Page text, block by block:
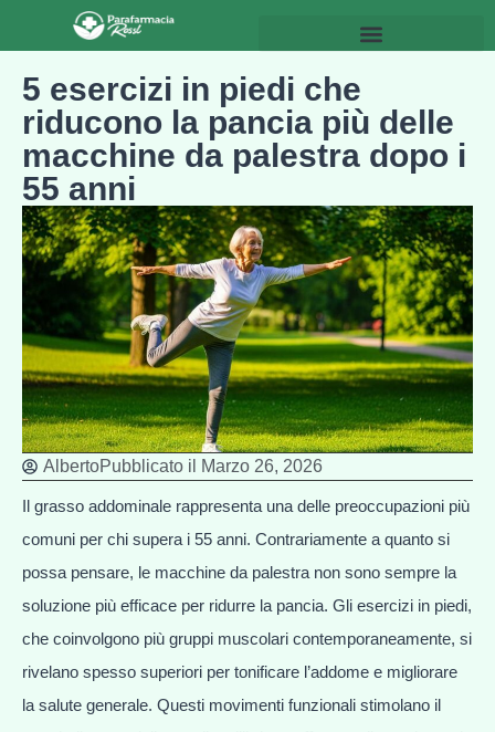
5 esercizi in piedi che
riducono la pancia più delle
macchine da palestra dopo i
55 anni
AlbertoPubblicato il Marzo 26, 2026
Il grasso addominale rappresenta una delle preoccupazioni più
comuni per chi supera i 55 anni. Contrariamente a quanto si
possa pensare, le macchine da palestra non sono sempre la
soluzione più efficace per ridurre la pancia. Gli esercizi in piedi,
che coinvolgono più gruppi muscolari contemporaneamente, si
rivelano spesso superiori per tonificare l’addome e migliorare
la salute generale. Questi movimenti funzionali stimolano il